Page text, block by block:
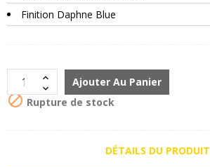
Finition Daphne Blue
Ajouter Au Panier
 Rupture de stock
DÉTAILS DU PRODUIT